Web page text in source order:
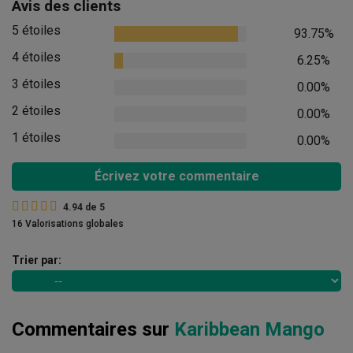
Avis des clients
5 étoiles
93.75%
4 étoiles
6.25%
3 étoiles
0.00%
2 étoiles
0.00%
1 étoiles
0.00%
Écrivez votre commentaire
4.94 de 5
16 Valorisations globales
Trier par:
Commentaires sur Karibbean Mango